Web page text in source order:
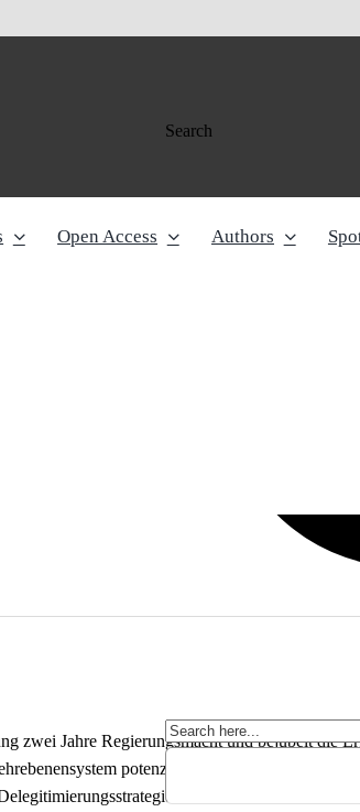
Search
Open Access Authors
Jahre Regierungsmacht und bejubelt die
potenzielle Rechtsbrüche einer
der AfD könnte das